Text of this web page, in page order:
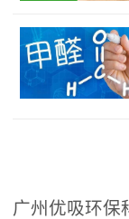
广州优吸环保